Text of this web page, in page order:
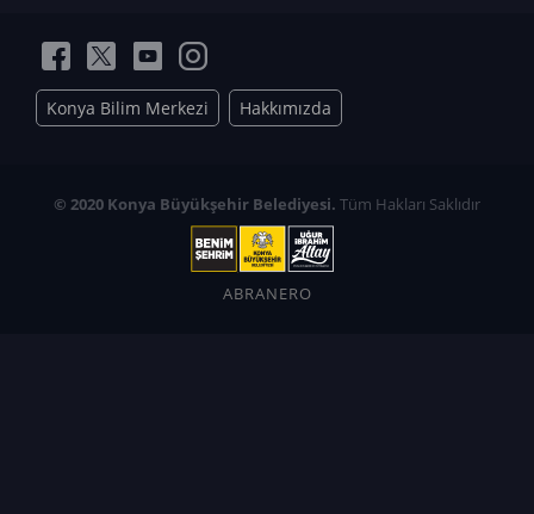
Konya Bilim Merkezi Hakkımızda
© 2020 Konya Büyükşehir Belediyesi. Tüm Hakları Saklıdır
ABRANERO